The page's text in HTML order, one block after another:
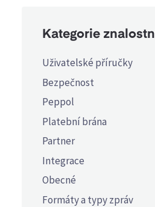
Kategorie
Uživatelské příručky
Bezpečnost
Peppol
Platební brána
Partner
Integrace
Obecné
Formáty a typy zpráv